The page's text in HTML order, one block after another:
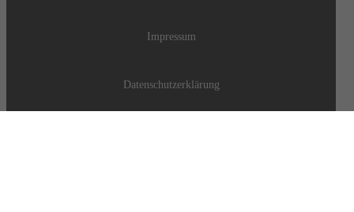
Impressum
Datenschutzerklärung